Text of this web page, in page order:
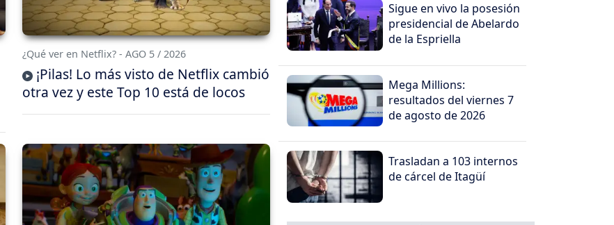
¿Qué ver en Netflix? - AGO 5 / 2026
¡Pilas! Lo más visto de Netflix cambió
otra vez y este Top 10 está de locos
Sigue en vivo la posesión
presidencial de Abelardo
de la Espriella
Mega Millions:
resultados del viernes 7
de agosto de 2026
Trasladan a 103 internos
de cárcel de Itagüí